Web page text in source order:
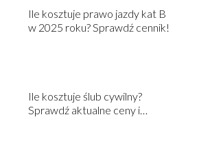
Ile kosztuje prawo jazdy kat B
w 2025 roku? Sprawdź cennik!
Ile kosztuje ślub cywilny?
Sprawdź aktualne ceny i